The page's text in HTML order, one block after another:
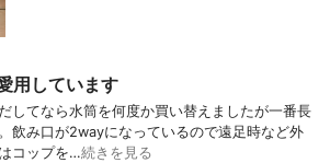
用しています
してなら水筒を何度か買い替えましたが一番長
飲み口が2wayになっているので遠足時など外
コップを…続きを見る